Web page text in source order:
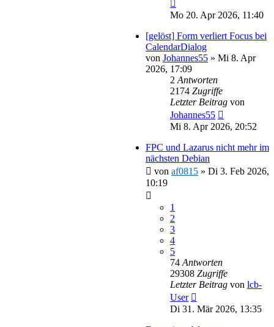
Mo 20. Apr 2026, 11:40
[gelöst] Form verliert Focus bei
CalendarDialog
von Johannes55 » Mi 8. Apr
2026, 17:09
2 Antworten
2174 Zugriffe
Letzter Beitrag von
Johannes55
Mi 8. Apr 2026, 20:52
FPC und Lazarus nicht mehr im
nächsten Debian
von af0815 » Di 3. Feb 2026,
10:19
1
2
3
4
5
74 Antworten
29308 Zugriffe
Letzter Beitrag von lcb-
User
Di 31. Mär 2026, 13:35